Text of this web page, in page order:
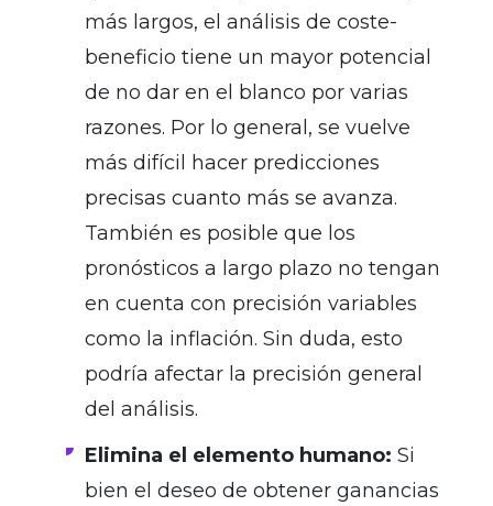
más largos, el análisis de coste-
beneficio tiene un mayor potencial
de no dar en el blanco por varias
razones. Por lo general, se vuelve
más difícil hacer predicciones
precisas cuanto más se avanza.
También es posible que los
pronósticos a largo plazo no tengan
en cuenta con precisión variables
como la inflación. Sin duda, esto
podría afectar la precisión general
del análisis.
Elimina el elemento humano: Si
bien el deseo de obtener ganancias